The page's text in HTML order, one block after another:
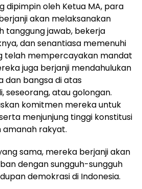
dipimpin oleh Ketua MA, para
akan melaksanakan
tanggung jawab, bekerja
dan senantiasa memenuhi
telah mempercayakan mandat
juga berjanji mendahulukan
dan bangsa di atas
seseorang, atau golongan.
komitmen mereka untuk
menjunjung tinggi konstitusi
rakyat.
sama, mereka berjanji akan
dengan sungguh-sungguh
demokrasi di Indonesia.